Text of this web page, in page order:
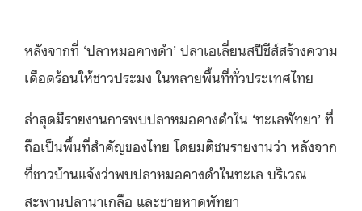
หลังจากที่ ‘ปลาหมอคางดำ’ ปลาเอเลี่ยนสปีชีส์สร้างความ
เดือดร้อนให้ชาวประมง ในหลายพื้นที่ทั่วประเทศไทย
ล่าสุดมีรายงานการพบปลาหมอคางดำใน ‘ทะเลพัทยา’ ที่
ถือเป็นพื้นที่สำคัญของไทย โดยมติชนรายงานว่า หลังจาก
ที่ชาวบ้านแจ้งว่าพบปลาหมอคางดำในทะเล บริเวณ
สะพานปลานาเกลือ และชายหาดพัทยา